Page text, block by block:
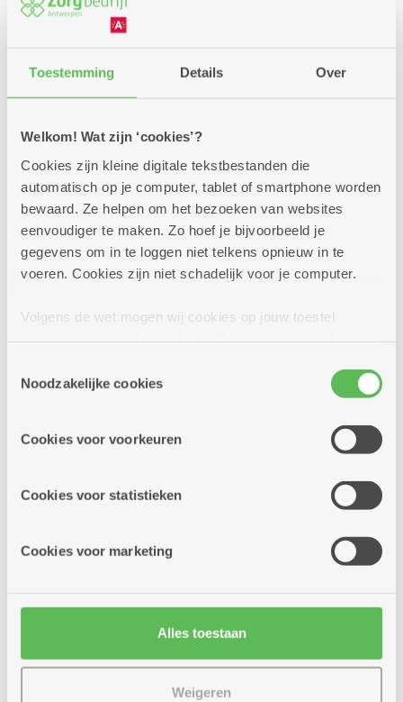
Toestemming Details Over
Welkom! Wat zijn ‘cookies’?
Cookies zijn kleine digitale tekstbestanden die
automatisch op je computer, tablet of smartphone worden
bewaard. Ze helpen om het bezoeken van websites
eenvoudiger te maken. Zo hoef je bijvoorbeeld je
gegevens om in te loggen niet telkens opnieuw in te
voeren. Cookies zijn niet schadelijk voor je computer.
Volgens de wet mogen wij cookies op jouw toestel
cookies hebben we jouw toestemming nodig. Sommige
cookies worden geplaatst door derde partijen die een
informatie over jouw (geanonimiseerd) gebruik van onze
partners kunnen deze gegevens combineren met andere
Noodzakelijke cookies
Cookies voor voorkeuren
Cookies voor statistieken
Cookies voor marketing
Alles toestaan
Weigeren
Zoek wie er op de foto staat. stop je formulier in
de bus en wie weet win jij een leuke prijs
maandag
5
oktober
14u
-
16u
Petanque-/vogelpikclub
Dienstencentrum Silsburg
Slecht weer? Dan spelen ze vogelenpik.
Meer info
12 10u
-
11u30
Elke maandag